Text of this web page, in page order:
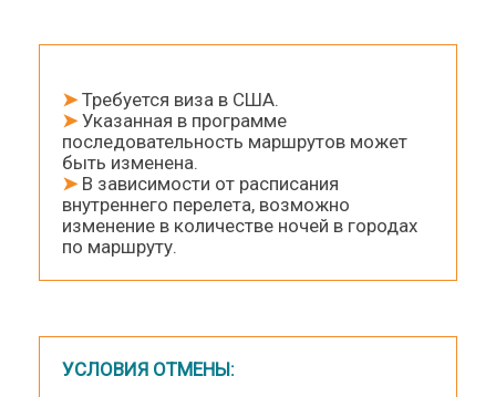
➤Требуется виза в США.
➤Указанная в программе
последовательность маршрутов может
быть изменена.
➤В зависимости от расписания
внутреннего перелета, возможно
изменение в количестве ночей в городах
по маршруту.
УСЛОВИЯ ОТМЕНЫ: